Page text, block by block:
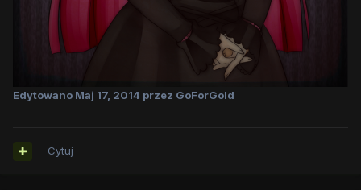
Edytowano Maj 17, 2014 przez GoForGold
Cytuj